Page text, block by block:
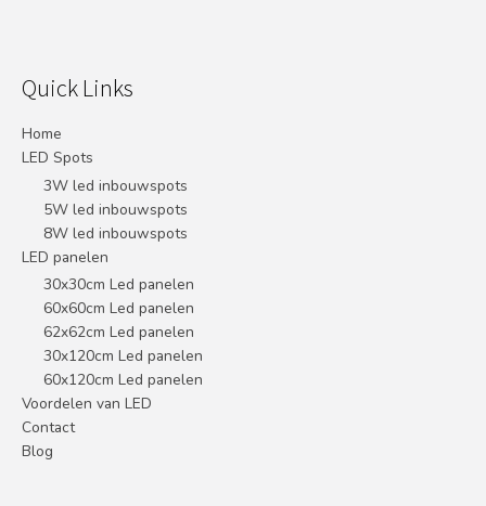
Quick Links
Home
LED Spots
3W led inbouwspots
5W led inbouwspots
8W led inbouwspots
LED panelen
30x30cm Led panelen
60x60cm Led panelen
62x62cm Led panelen
30x120cm Led panelen
60x120cm Led panelen
Voordelen van LED
Contact
Blog